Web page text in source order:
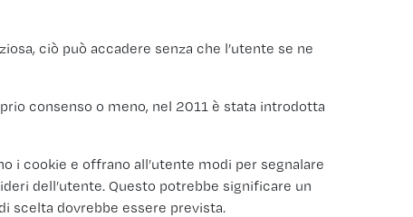
ciò può accadere senza che l’utente se ne
consenso o meno, nel 2011 è stata introdotta
i cookie e offrano all’utente modi per segnalare
dell’utente. Questo potrebbe significare un
scelta dovrebbe essere prevista.